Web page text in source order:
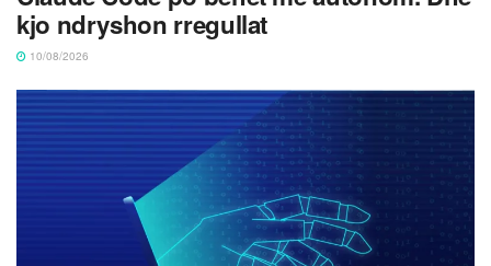
kjo ndryshon rregullat
10/08/2026